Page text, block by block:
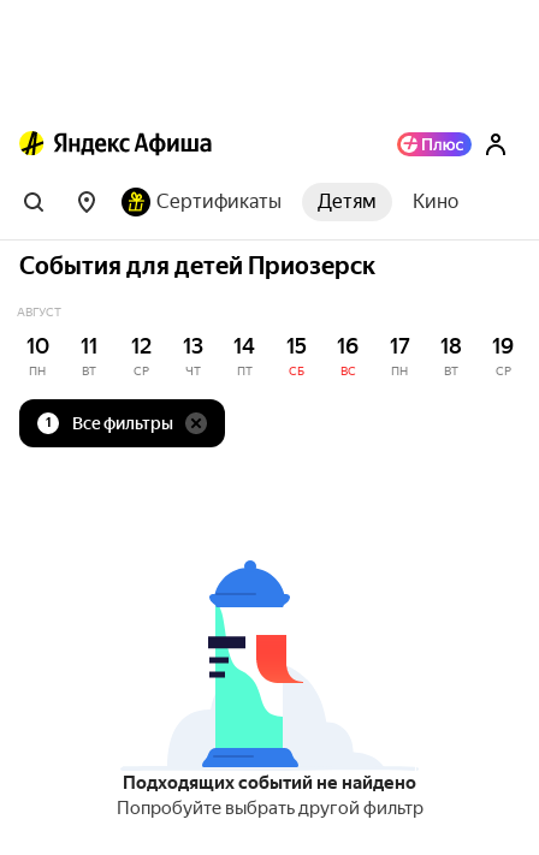
Сертификаты Детям Кино
События для детей Приозерск
АВГУСТ
10
ПН
11
ВТ
12
СР
13
ЧТ
14
ПТ
15
СБ
16
ВС
17
ПН
18
ВТ
19
СР
1 Все фильтры
Подходящих событий не найдено
Попробуйте выбрать другой фильтр